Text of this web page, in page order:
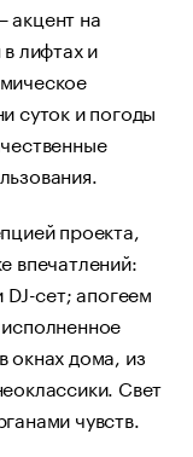
акцент на
лифтах и
суток и погоды
проекта,
впечатлений:
сет; апогеем
окнах дома, из
Свет
чувств.